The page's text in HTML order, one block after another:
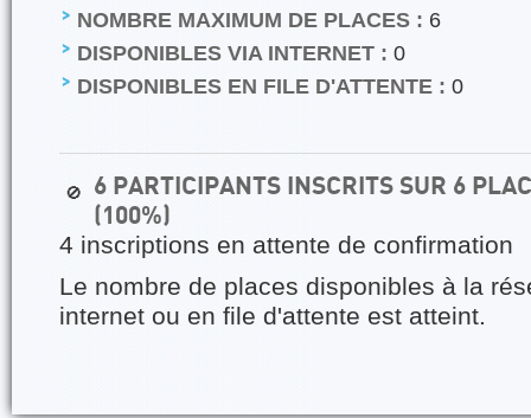
NOMBRE MAXIMUM DE PLACES : 6
DISPONIBLES VIA INTERNET : 0
DISPONIBLES EN FILE D'ATTENTE : 0
🚫
6 PARTICIPANTS INSCRITS SUR 6
(100%)
4 inscriptions en attente de confirmation
Le nombre de places disponibles à la
internet ou en file d'attente est atteint.